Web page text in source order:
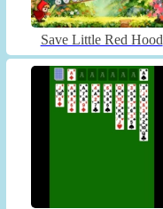
Save Little Red Hood